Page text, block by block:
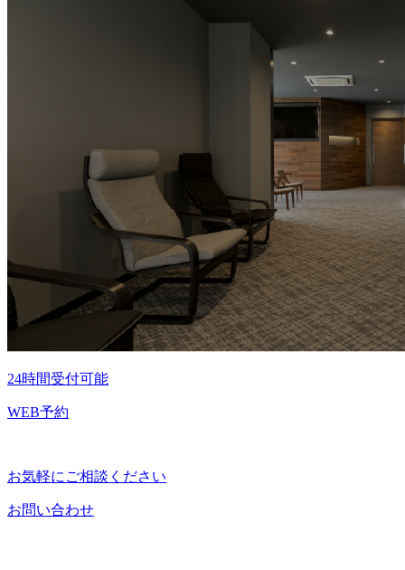
24時間受付可能
WEB予約
お気軽にご相談ください
お問い合わせ